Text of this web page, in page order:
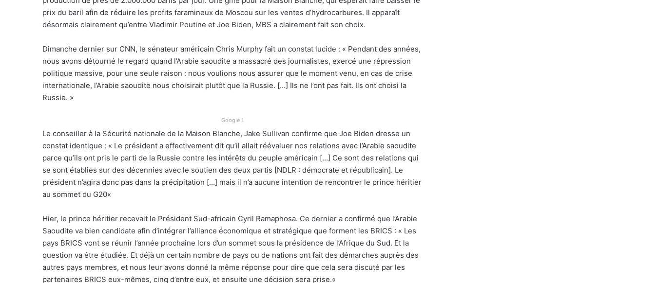
prix du baril afin de réduire les profits faramineux de Moscou sur les ventes d’hydrocarbures. Il apparaît
désormais clairement qu’entre Vladimir Poutine et Joe Biden, MBS a clairement fait son choix.
Dimanche dernier sur CNN, le sénateur américain Chris Murphy fait un constat lucide : « Pendant des années,
nous avons détourné le regard quand l’Arabie saoudite a massacré des journalistes, exercé une répression
politique massive, pour une seule raison : nous voulions nous assurer que le moment venu, en cas de crise
internationale, l’Arabie saoudite nous choisirait plutôt que la Russie. […] Ils ne l’ont pas fait. Ils ont choisi la
Russie. »
Google 1
Le conseiller à la Sécurité nationale de la Maison Blanche, Jake Sullivan confirme que Joe Biden dresse un
constat identique : « Le président a effectivement dit qu’il allait réévaluer nos relations avec l’Arabie saoudite
parce qu’ils ont pris le parti de la Russie contre les intérêts du peuple américain […] Ce sont des relations qui
se sont établies sur des décennies avec le soutien des deux partis [NDLR : démocrate et républicain]. Le
président n’agira donc pas dans la précipitation […] mais il n’a aucune intention de rencontrer le prince héritier
au sommet du G20«
Hier, le prince héritier recevait le Président Sud-africain Cyril Ramaphosa. Ce dernier a confirmé que l’Arabie
Saoudite va bien candidate afin d’intégrer l’alliance économique et stratégique que forment les BRICS : « Les
pays BRICS vont se réunir l’année prochaine lors d’un sommet sous la présidence de l’Afrique du Sud. Et la
question va être étudiée. Et déjà un certain nombre de pays ou de nations ont fait des démarches auprès des
autres pays membres, et nous leur avons donné la même réponse pour dire que cela sera discuté par les
partenaires BRICS eux-mêmes, cinq d’entre eux, et ensuite une décision sera prise.«